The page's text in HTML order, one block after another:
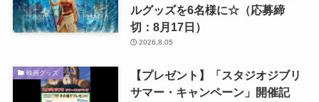
ルグッズを6名様に☆（応募締
切：8月17日）
2026.8.05
映画グッズ
【プレゼント】「スタジオジブリ
サマー・キャンペーン」開催記